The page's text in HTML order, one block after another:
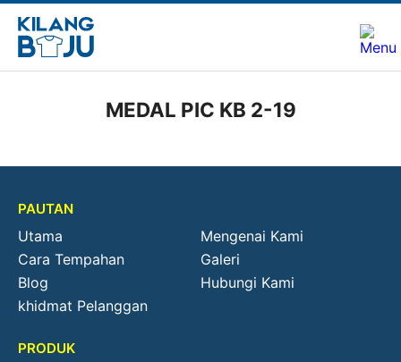
MEDAL PIC KB 2-19
PAUTAN
Utama
Mengenai Kami
Cara Tempahan
Galeri
Blog
Hubungi Kami
khidmat Pelanggan
PRODUK